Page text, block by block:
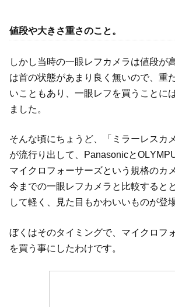
値段や大きさ重さのこと。
しかし当時の一眼レフカメラは値段が
は首の状態があまり良く無いので、重
いこともあり、一眼レフを買うことに
ました。
そんな頃にちょうど、「ミラーレスカ
が流行り出して、Panasonicと
マイクロフォーサーズという規格のカ
今までの一眼レフカメラと比較すると
して軽く、見た目もかわいいものが登
ぼくはそのタイミングで、マイクロフ
を買う事にしたわけです。